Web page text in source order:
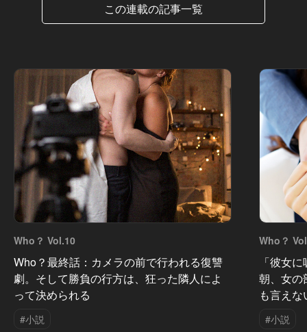
この連載の記事一覧
Who？ Vol.10
Who？最終話：カメラの前で行われる復讐
劇。そして勝負の行方は、狂った隣人によ
って決められる
#小説
Who？
「彼女
朝、女の
も言え
#小説